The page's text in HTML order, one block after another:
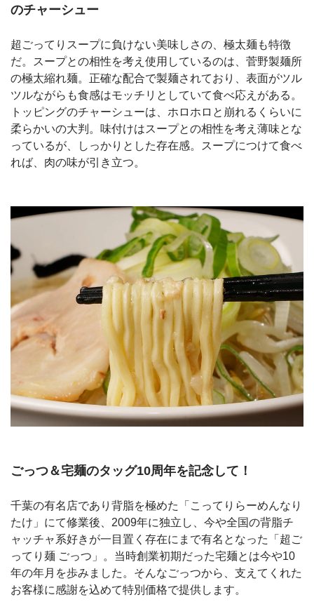
のチャーシュー
超ごってりスープに負けない美味しさの、極太麺も特徴
だ。スープとの相性を考え使用しているのは、菅野製麺所
の極太縮れ麺。正確な配合で製麺されており、表面がツル
ツルながらも食感はモッチリとしていて食べ応えがある。
トッピングのチャーシューは、ホロホロと崩れるくらいに
柔らかいの大判。味付けはスープとの相性を考え薄味とな
っているが、しっかりとした存在感。スープにつけて食べ
れば、肉の味が引き立つ。
ごっつ＆宅麺のタッグ10周年を記念して！
千葉の有名店であり背脂を極めた「こってりらーめんなり
たけ」にて修業後、2009年に独立し、今や全国の背脂チ
ャッチャ系好きが一目置く存在にまで有名となった「超ご
ってり麺 ごっつ」。当時創業初期だった宅麺とは今や10
年の年月を歩みました。そんなごっつから、支えてくれた
お客様に感謝を込めて特別価格で提供します。